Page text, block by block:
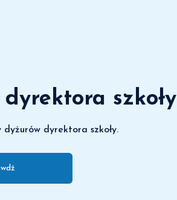
szkoły
dyrektora szkoły.